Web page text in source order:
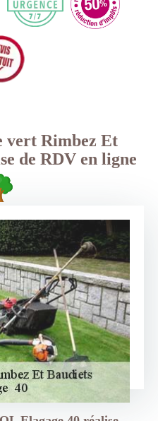
vert Rimbez Et
de RDV en ligne